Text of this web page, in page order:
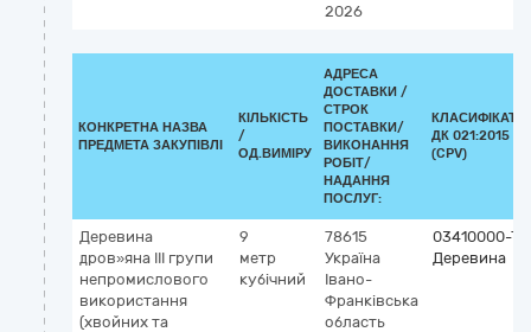
2026
КОНКРЕТНА НАЗВА
ПРЕДМЕТА ЗАКУПІВЛІ
КІЛЬКІСТЬ
/
ОД.ВИМІРУ
АДРЕСА
ДОСТАВКИ /
СТРОК
ПОСТАВКИ/
ВИКОНАННЯ
РОБІТ/
НАДАННЯ
ПОСЛУГ:
ДК 021:2015
(CPV)
Деревина
дров»яна ІІІ групи
непромислового
використання
(хвойних та
9
метр
кубічний
78615
Україна
Івано-
Франківська
область
03410000-7
Деревина